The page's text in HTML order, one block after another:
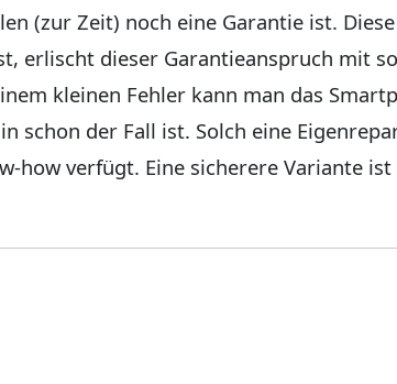
(zur Zeit) noch eine Garantie ist.
erlischt dieser Garantieanspruch mit
kleinen Fehler kann man das
schon der Fall ist. Solch eine
how verfügt. Eine sicherere Variante